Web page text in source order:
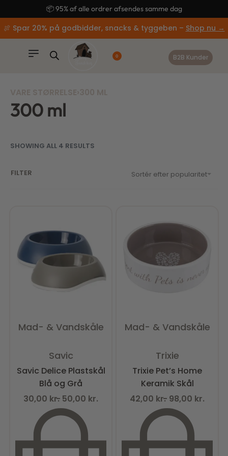
🚚 Gratis fragt ved køb over 499,-
🍖 Spar 20% på godbidder, snacks & tyggeben – Shop nu →
0 B2B Kunder
300 ml
SHOWING ALL 4 RESULTS
Sortér efter popularitet
FILTER
Mad- & Vandskåle
Savic
Savic Delice Plastskål
Blå og Grå
30,00 kr. 50,00 kr.
Mad- & Vandskåle
Trixie
Trixie Pet’s Home
Keramik Skål
42,00 kr. 98,00 kr.